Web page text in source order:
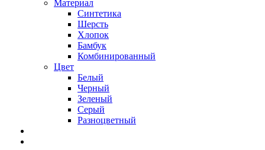
Материал
Синтетика
Шерсть
Хлопок
Бамбук
Комбинированный
Цвет
Белый
Черный
Зеленый
Серый
Разноцветный